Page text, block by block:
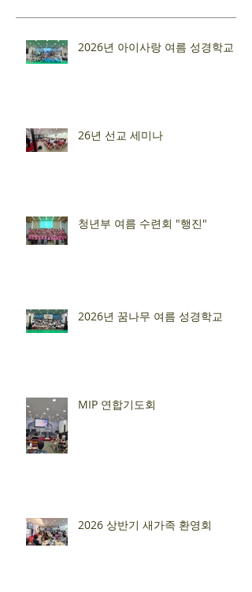
2026년 아이사랑 여름 성경학교
26년 선교 세미나
청년부 여름 수련회 "행진"
2026년 꿈나무 여름 성경학교
MIP 연합기도회
2026 상반기 새가족 환영회